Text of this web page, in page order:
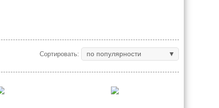
Сортировать: по популярности